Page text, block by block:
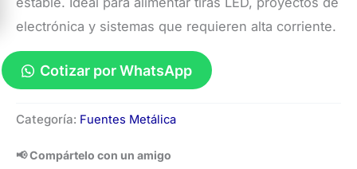
electrónica y sistemas que requieren alta corriente.
Cotizar por WhatsApp
Metalica
5V-
Categoría: Fuentes Metálica
📢 Compártelo con un amigo